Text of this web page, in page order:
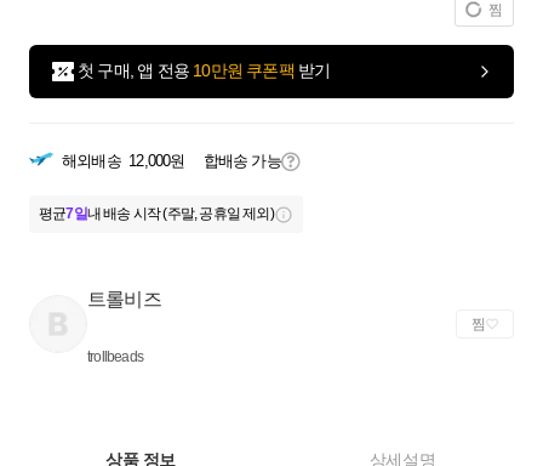
찜
첫 구매, 앱 전용 10만원 쿠폰팩 받기
해외배송 12,000원 합배송 가능
평균7일내 배송 시작 (주말, 공휴일 제외)
트롤비즈
trollbeads
찜
상품 정보 상세설명